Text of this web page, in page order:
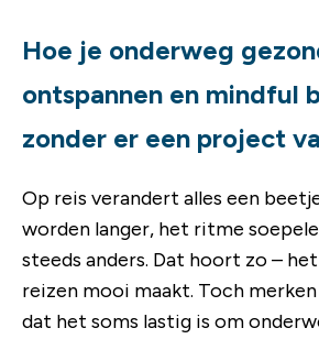
Hoe je onderweg
ontspannen en mindful
zonder er een project
Op reis verandert alles een
worden langer, het ritme
steeds anders. Dat hoort zo –
reizen mooi maakt. Toch
dat het soms lastig is om